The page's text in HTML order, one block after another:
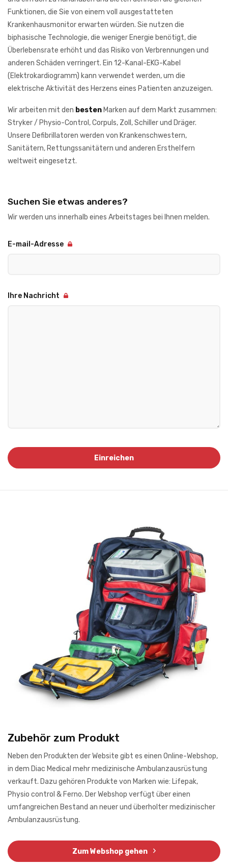
Funktionen, die Sie von einem voll ausgestatteten
Krankenhausmonitor erwarten würden. Sie nutzen die
biphasische Technologie, die weniger Energie benötigt, die
Überlebensrate erhöht und das Risiko von Verbrennungen und
anderen Schäden verringert. Ein 12-Kanal-EKG-Kabel
(Elektrokardiogramm) kann verwendet werden, um die
elektrische Aktivität des Herzens eines Patienten anzuzeigen.
Wir arbeiten mit den besten Marken auf dem Markt zusammen:
Stryker / Physio-Control, Corpuls, Zoll, Schiller und Dräger.
Unsere Defibrillatoren werden von Krankenschwestern,
Sanitätern, Rettungssanitätern und anderen Ersthelfern
weltweit eingesetzt.
Suchen Sie etwas anderes?
Wir werden uns innerhalb eines Arbeitstages bei Ihnen melden.
E-mail-Adresse
Ihre Nachricht
Zubehör zum Produkt
Neben den Produkten der Website gibt es einen Online-Webshop,
in dem Diac Medical mehr medizinische Ambulanzausrüstung
verkauft. Dazu gehören Produkte von Marken wie: Lifepak,
Physio control & Ferno. Der Webshop verfügt über einen
umfangreichen Bestand an neuer und überholter medizinischer
Ambulanzausrüstung.
Zum Webshop gehen